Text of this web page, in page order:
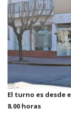
El turno es desde
8.00 horas